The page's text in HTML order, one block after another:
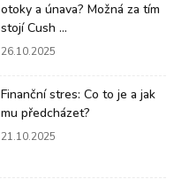
otoky a únava? Možná za tím
stojí Cush ...
26.10.2025
Finanční stres: Co to je a jak
mu předcházet?
21.10.2025